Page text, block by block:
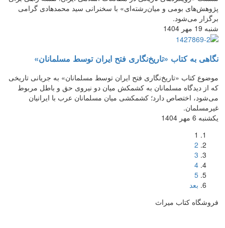
پژوهش‌های بومی و میان‌رشته‌ای» با سخنرانی سید محمدهادی گرامی
برگزار می‌شود.
شنبه 19 مهر 1404
نگاهی به کتاب «تاریخ‌نگاری فتح ایران توسط مسلمانان»
موضوع کتاب «تاریخ‌نگاری فتح ایران توسط مسلمانان» به جریانی تاریخی
که از دیدگاه مسلمانان به کشمکش میان دو نیروی حق و باطل مربوط
می‌شود، اختصاص دارد؛ کشمکشی میان مسلمانان عرب با ایرانیان
غیرمسلمان.
یکشنبه 6 مهر 1404
1
2
3
4
5
بعد
فروشگاه کتاب میراث